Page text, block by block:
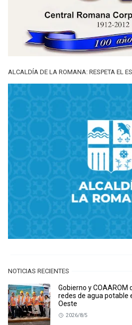
ALCALDÍA DE LA ROMANA: RESPETA EL
NOTICIAS RECIENTES
Gobierno y
redes de agua potable
Oeste
2026/8/5